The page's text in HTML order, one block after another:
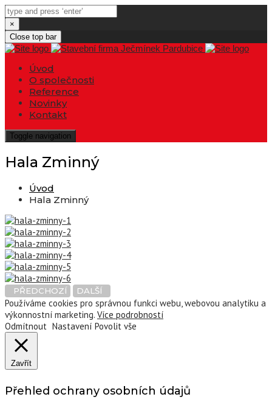
×
Close top bar
Úvod
O společnosti
Reference
Novinky
Kontakt
Toggle navigation
Hala Zminný
Úvod
Hala Zminný
PŘEDCHOZÍ DALŠÍ
Používáme cookies pro správnou funkci webu, webovou analytiku a
výkonnostní marketing. Více podrobností
Odmítnout Nastavení Povolit vše
Zavřít
Přehled ochrany osobních údajů